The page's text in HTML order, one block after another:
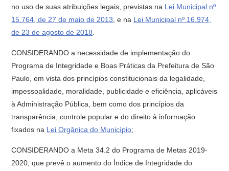
no uso de suas atribuições legais, previstas na Lei Municipal nº
15.764, de 27 de maio de 2013 , e na Lei Municipal nº 16.974,
de 23 de agosto de 2018
CONSIDERANDO a necessidade de implementação do
Programa de Integridade e Boas Práticas da Prefeitura de São
Paulo, em vista dos princípios constitucionais da legalidade,
impessoalidade, moralidade, publicidade e eficiência, aplicáveis
à Administração Pública, bem como dos princípios da
transparência, controle popular e do direito à informação
fixados na Lei Orgânica do Município;
CONSIDERANDO a Meta 34.2 do Programa de Metas 2019-
2020, que prevê o aumento do Índice de Integridade do